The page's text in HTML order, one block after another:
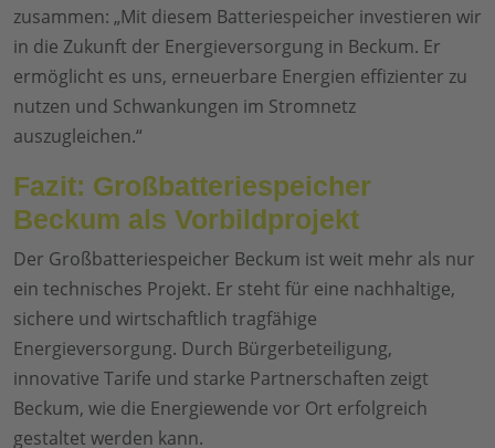
zusammen: „Mit diesem Batteriespeicher investieren wir
in die Zukunft der Energieversorgung in Beckum. Er
ermöglicht es uns, erneuerbare Energien effizienter zu
nutzen und Schwankungen im Stromnetz
auszugleichen.“
Fazit: Großbatteriespeicher
Beckum als Vorbildprojekt
Der Großbatteriespeicher Beckum ist weit mehr als nur
ein technisches Projekt. Er steht für eine nachhaltige,
sichere und wirtschaftlich tragfähige
Energieversorgung. Durch Bürgerbeteiligung,
innovative Tarife und starke Partnerschaften zeigt
Beckum, wie die Energiewende vor Ort erfolgreich
gestaltet werden kann.